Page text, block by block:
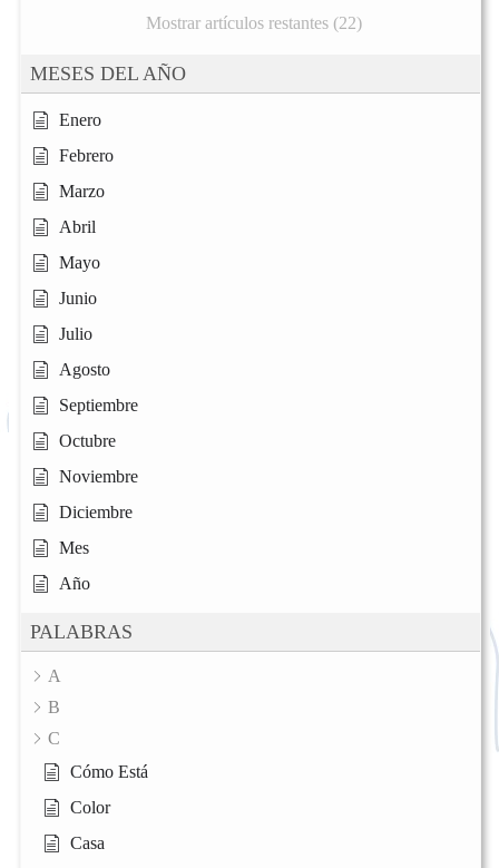
Mostrar artículos restantes (22)
MESES DEL AÑO
Enero
Febrero
Marzo
Abril
Mayo
Junio
Julio
Agosto
Septiembre
Octubre
Noviembre
Diciembre
Mes
Año
PALABRAS
A
B
C
Cómo Está
Color
Casa